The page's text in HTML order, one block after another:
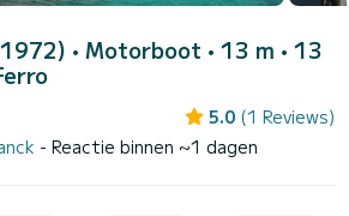
• Motorboot • 13 m • 13
5.0 (1 Reviews)
- Reactie binnen ~1 dagen